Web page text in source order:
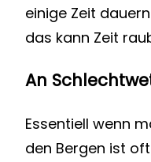
einige Zeit
das kann Zeit
An
Essentiell wenn
den Bergen ist